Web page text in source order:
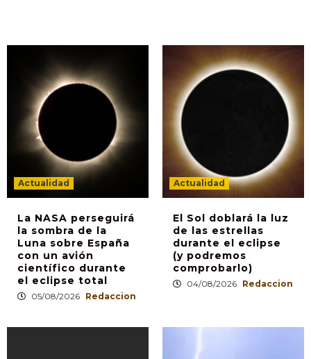
Actualidad
La NASA perseguirá
la sombra de la
Luna sobre España
con un avión
científico durante
el eclipse total
05/08/2026 Redaccion
Actualidad
El Sol doblará la luz
de las estrellas
durante el eclipse
(y podremos
comprobarlo)
04/08/2026 Redaccion